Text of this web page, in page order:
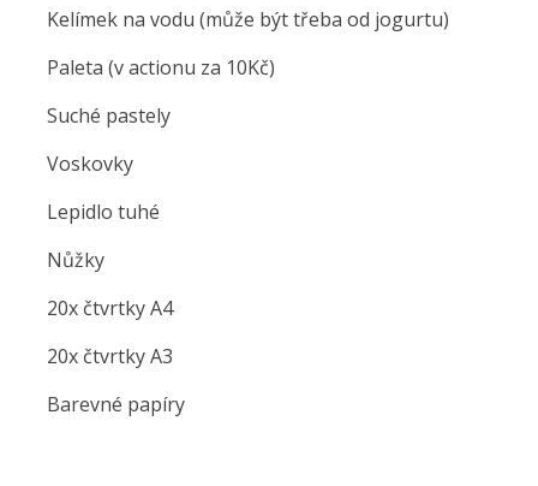
Kelímek na vodu (může být třeba od jogurtu)
Paleta (v actionu za 10Kč)
Suché pastely
Voskovky
Lepidlo tuhé
Nůžky
20x čtvrtky A4
20x čtvrtky A3
Barevné papíry